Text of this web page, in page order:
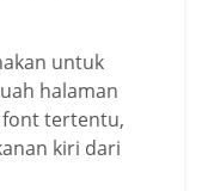
untuk
halaman
font tertentu,
kiri dari